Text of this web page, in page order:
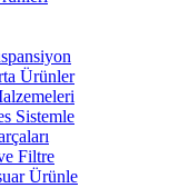
Ürünler
Sistemle
Filtre
Ürünle